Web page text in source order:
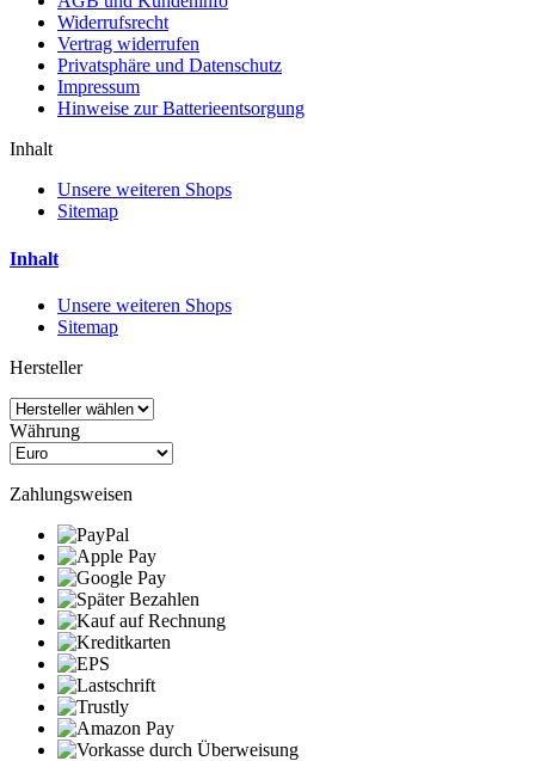
Widerrufsrecht
Vertrag widerrufen
Privatsphäre und Datenschutz
Impressum
Hinweise zur Batterieentsorgung
Inhalt
Unsere weiteren Shops
Sitemap
Inhalt
Unsere weiteren Shops
Sitemap
Hersteller
Währung
Zahlungsweisen